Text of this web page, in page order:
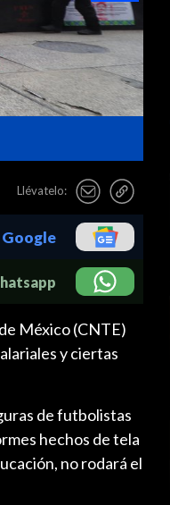
Llévatelo:
Google
México (CNTE)
y ciertas
de futbolistas
hechos de tela
no rodará el